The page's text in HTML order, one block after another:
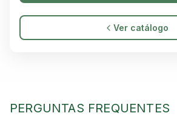
Ver catálogo
PERGUNTAS FREQUENTES